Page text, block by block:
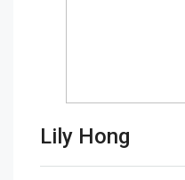
Lily Hong